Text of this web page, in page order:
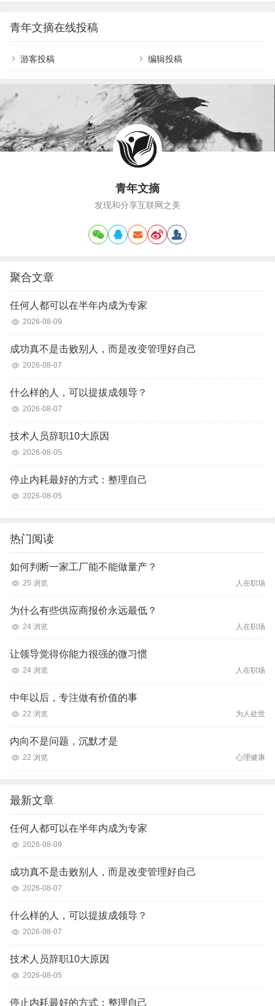
远超承受能力的学业压力：每天学习时长超过10小
时，睡眠不足7小时成为常态。一位高三学生…
前就说透了上周，女儿拿着考了78分的试卷让你签
字。你刚说了句“这道题上次错过，怎么又错了”，她
立刻红了眼圈：“我就是笨！你天天说我！”你本想帮
她分析原因，她却把你的关心，当成了指责。这样
因为爱，批评孩子是因为负责。可为什么有时…
青年文摘在线投稿
游客投稿 编辑投稿
青年文摘
发现和分享互联网之美
聚合文章
任何人都可以在半年内成为专家
2026-08-09
成功真不是击败别人，而是改变管理好自己
2026-08-07
什么样的人，可以提拔成领导？
2026-08-07
技术人员辞职10大原因
2026-08-05
停止内耗最好的方式：整理自己
2026-08-05
热门阅读
如何判断一家工厂能不能做量产？
25 浏览 人在职场
为什么有些供应商报价永远最低？
24 浏览 人在职场
让领导觉得你能力很强的微习惯
24 浏览 人在职场
中年以后，专注做有价值的事
22 浏览 为人处世
内向不是问题，沉默才是
22 浏览 心理健康
最新文章
任何人都可以在半年内成为专家
2026-08-09
成功真不是击败别人，而是改变管理好自己
2026-08-07
什么样的人，可以提拔成领导？
2026-08-07
技术人员辞职10大原因
2026-08-05
停止内耗最好的方式：整理自己